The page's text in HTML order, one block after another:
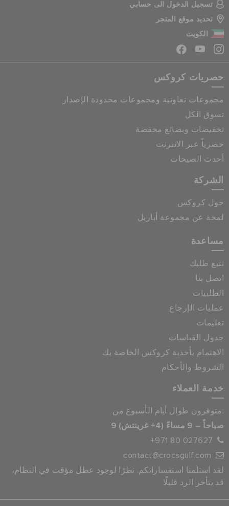
تسجيل الدخول الى حسابي
تحديد موقع المتجر
الكويت
حصريات كروكس
مجموعات تعاونية ومجموعات محدودة الإصدار
تسوق الكل
تخفيضات وبضائع مخفضة
حصرياً عبر الانترنت
أحدث الصيحات
الشركة
حول كروكس
لمحة عن مجموعة أباريل
مساعدة
تتبع طلبك
اتصل بنا
الطلبيات
عمليات الإرجاع
تعليمات
جدول القياسات
الاهتمام بأحذية كروكس الخاصة بك
الشروط والأحكام
خدمة العملاء
متوفرون طوال أيام الأسبوع من:
9 صباحاً – 9 مساءً (4+ غرينتش)
+971 80 027627
contact@crocsgulf.com
لقد استلمنا استفساراتكم. نظرًا لوجود عطل مؤقت في النظام،
قد يتأخر الرد قليلًا